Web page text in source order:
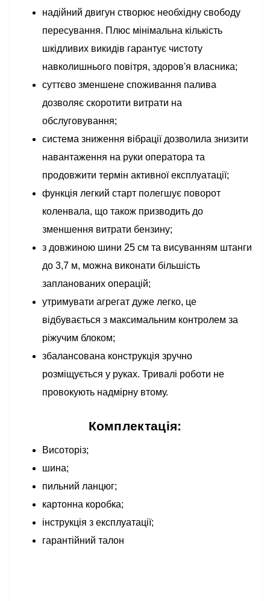
надійний двигун створює необхідну свободу
пересування. Плюс мінімальна кількість
шкідливих викидів гарантує чистоту
навколишнього повітря, здоров'я власника;
суттєво зменшене споживання палива
дозволяє скоротити витрати на
обслуговування;
система зниження вібрації дозволила знизити
навантаження на руки оператора та
продовжити термін активної експлуатації;
функція легкий старт полегшує поворот
коленвала, що також призводить до
зменшення витрати бензину;
з довжиною шини 25 см та висуванням штанги
до 3,7 м, можна виконати більшість
запланованих операцій;
утримувати агрегат дуже легко, це
відбувається з максимальним контролем за
ріжучим блоком;
збалансована конструкція зручно
розміщується у руках. Тривалі роботи не
провокують надмірну втому.
Комплектація:
Висоторіз;
шина;
пильний ланцюг;
картонна коробка;
інструкція з експлуатації;
гарантійний талон